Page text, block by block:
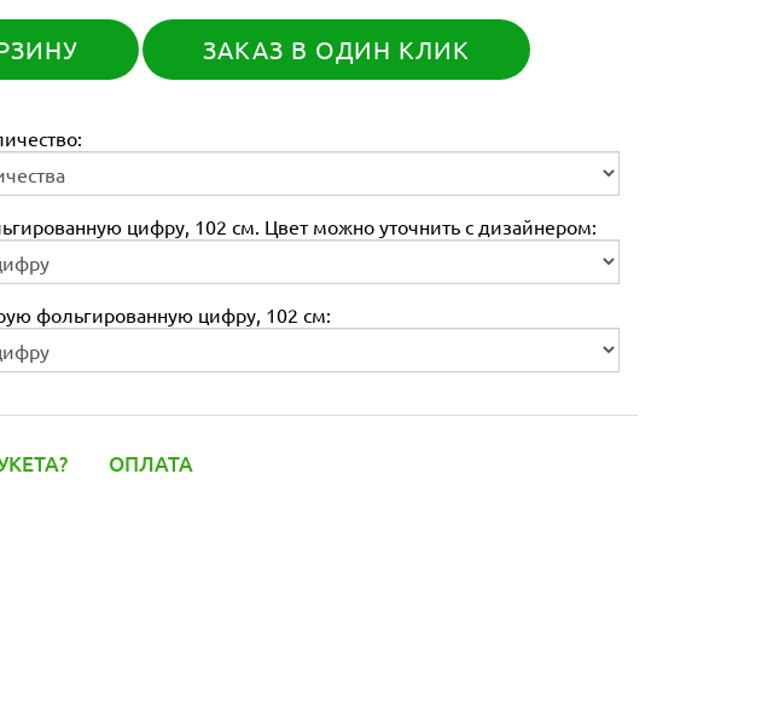
ЗАКАЗ В ОДИН КЛИК
цифру, 102 см. Цвет можно уточнить с дизайнером:
фольгированную цифру, 102 см:
ОПЛАТА